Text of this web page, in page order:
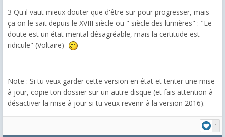
3 Qu'il vaut mieux douter que d'être sur pour progresser, mais
ça on le sait depuis le XVIII siècle ou " siècle des lumières" : "Le
doute est un état mental désagréable, mais la certitude est
ridicule" (Voltaire)
Note : Si tu veux garder cette version en état et tenter une mise
à jour, copie ton dossier sur un autre disque (et fais attention à
désactiver la mise à jour si tu veux revenir à la version 2016).
1